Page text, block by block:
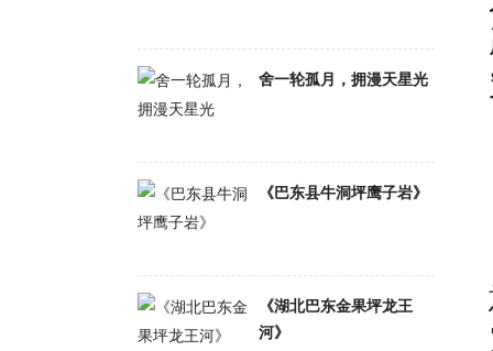
舍一轮孤月，拥漫天星光
《巴东县牛洞坪鹰子岩》
《湖北巴东金果坪龙王
河》